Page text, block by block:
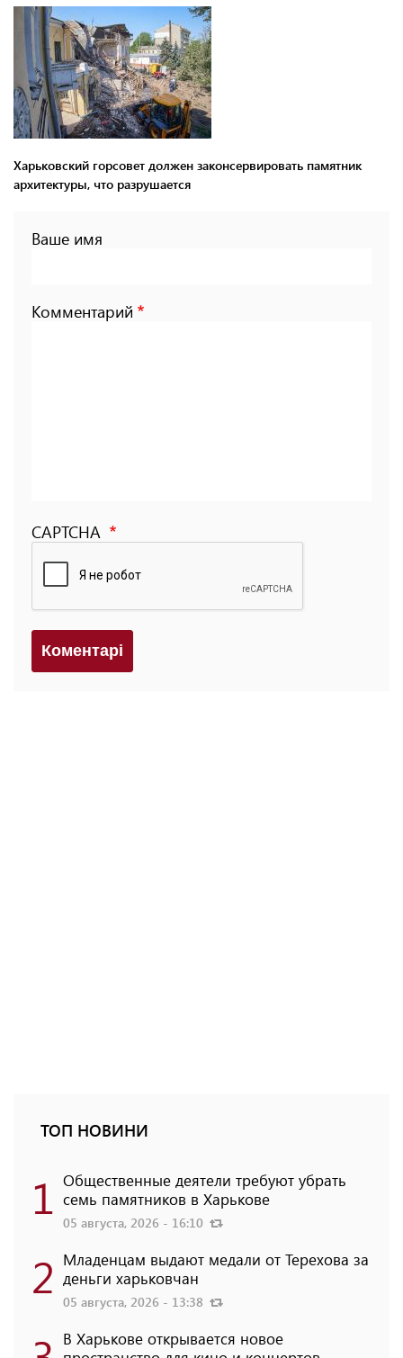
Харьковский горсовет должен законсервировать памятник
архитектуры, что разрушается
Ваше имя
Комментарий
CAPTCHA
Коментарi
ТОП НОВИНИ
1 Общественные деятели требуют убрать
семь памятников в Харькове
05 августа, 2026 - 16:10
2 Младенцам выдают медали от Терехова за
деньги харьковчан
05 августа, 2026 - 13:38
В Харькове открывается новое